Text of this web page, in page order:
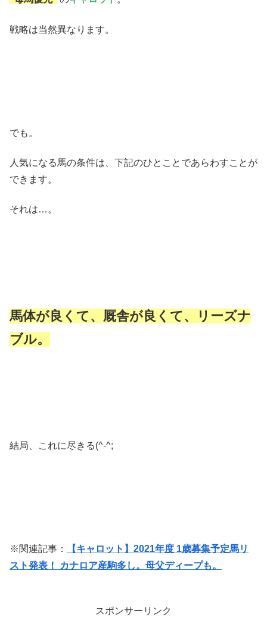
戦略は当然異なります。
でも。
人気になる馬の条件は、下記のひとことであらわすことが
できます。
それは…。
馬体が良くて、厩舎が良くて、リーズナ
ブル。
結局、これに尽きる(^-^;
※関連記事：
【キャロット】2021年度 1歳募集予定馬リ
スト発表！ カナロア産駒多し。母父ディープも。
スポンサーリンク